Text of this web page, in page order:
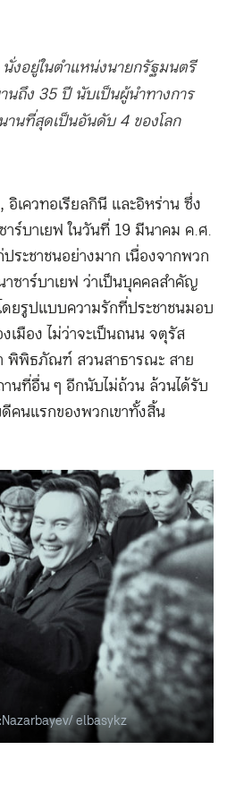
งอยู่ในตำแหน่งนายกรัฐมนตรี
นถึง 35 ปี นับเป็นผู้นำทางการ
านที่สุดเป็นอันดับ 4 ของโลก
เควทอเรียลกินี และอิหร่าน ซึ่ง
าร์บาเยฟ ในวันที่ 19 มีนาคม ค.ศ.
ระชาชนอย่างมาก เนื่องจากพวก
ซาร์บาเยฟ ว่าเป็นบุคคลสำคัญ
ดยรูปแบบความรักที่ประชาชนมอบ
มือง ไม่ว่าจะเป็นถนน จตุรัส
พิพิธภัณฑ์ สวนสาธารณะ สาย
นที่อื่น ๆ อีกนับไม่ถ้วน ล้วนได้รับ
คนแรกของพวกเขาทั้งสิ้น
elbasykz